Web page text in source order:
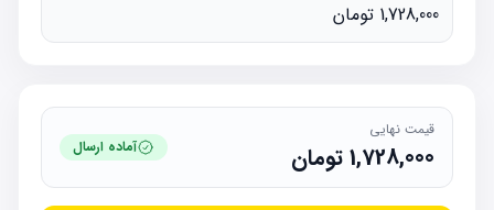
1,728,000 تومان
قیمت نهایی
1,728,000تومان آماده ارسال